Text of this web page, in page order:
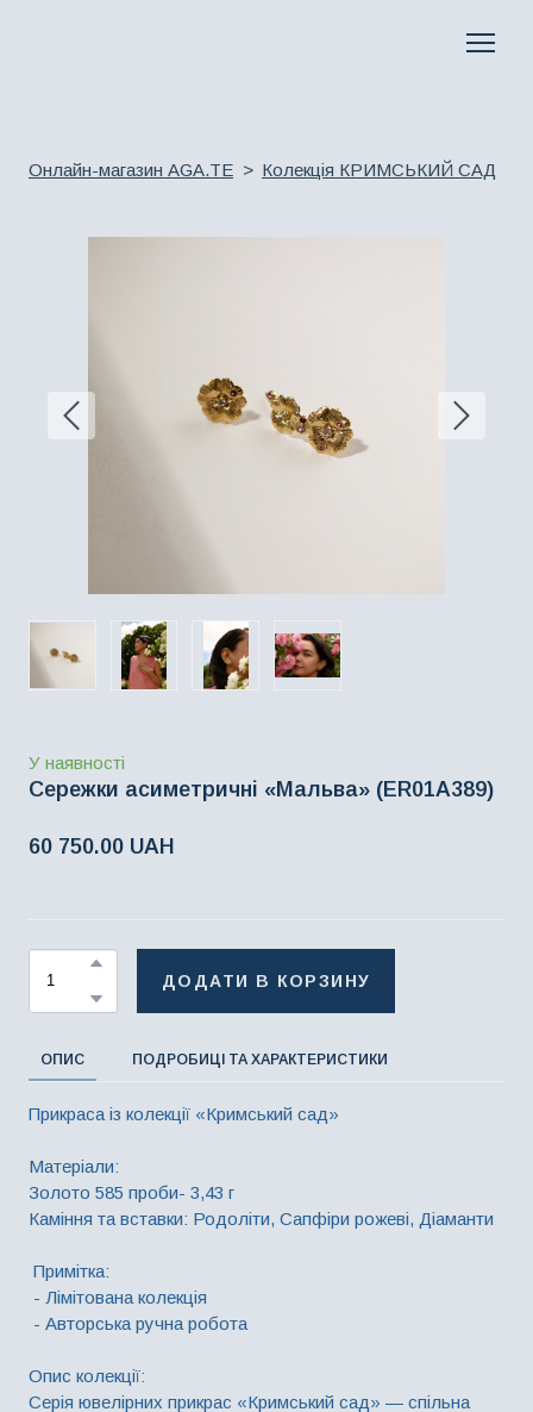
Онлайн-магазин AGA.TE Колекція КРИМСЬКИЙ САД
У наявності
Сережки асиметричні «Мальва» (ER01A389)
60 750.00 UAH
ДОДАТИ В КОРЗИНУ
ОПИС ПОДРОБИЦІ ТА ХАРАКТЕРИСТИКИ
Прикраса із колекції «Кримський сад»
Матеріали:
Золото 585 проби- 3,43 г
Каміння та вставки: Родоліти, Сапфіри рожеві, Діаманти
Примітка:
- Лімітована колекція
- Авторська ручна робота
Опис колекції:
Серія ювелірних прикрас «Кримський сад» — спільна